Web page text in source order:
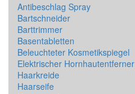
Antibeschlag Spray
Bartschneider
Barttrimmer
Basentabletten
Beleuchteter Kosmetikspiegel
Elektrischer Hornhautentferner
Haarkreide
Haarseife